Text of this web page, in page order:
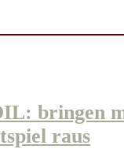
bringen
raus